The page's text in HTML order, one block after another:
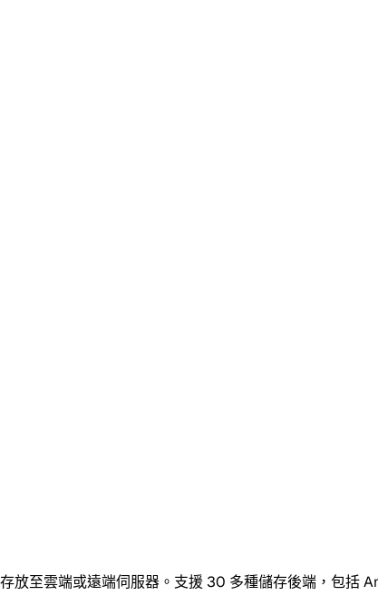
放至雲端或遠端伺服器。支援 30 多種儲存後端，包